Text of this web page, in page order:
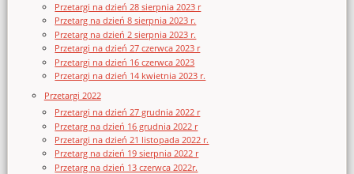
Przetargi na dzień 28 sierpnia 2023 r
Przetarg na dzień 8 sierpnia 2023 r.
Przetarg na dzień 2 sierpnia 2023 r.
Przetargi na dzień 27 czerwca 2023 r
Przetargi na dzień 16 czerwca 2023
Przetargi na dzień 14 kwietnia 2023 r.
Przetargi 2022
Przetargi na dzień 27 grudnia 2022 r
Przetarg na dzień 16 grudnia 2022 r
Przetargi na dzień 21 listopada 2022 r.
Przetarg na dzień 19 sierpnia 2022 r
Przetarg na dzień 13 czerwca 2022r.